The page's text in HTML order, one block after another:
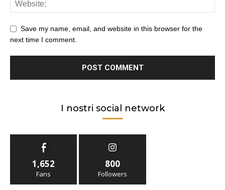
Save my name, email, and website in this browser for the
next time I comment.
I nostri social network
1,652
Fans
800
Followers